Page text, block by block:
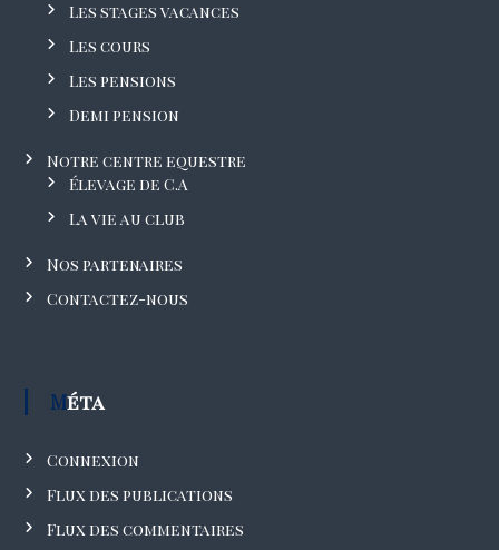
Les stages vacances
Les cours
Les pensions
Demi pension
Notre centre equestre
Élevage de C.A
La vie au club
Nos partenaires
Contactez-nous
Méta
Connexion
Flux des publications
Flux des commentaires